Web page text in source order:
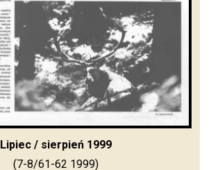
Lipiec / sierpień 1999
(7-8/61-62 1999)